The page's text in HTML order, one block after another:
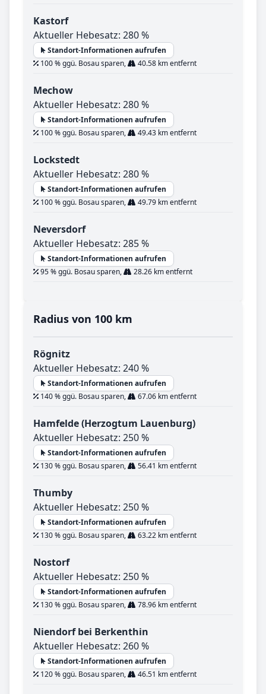
Kastorf
Aktueller Hebesatz: 280 %
Standort-Informationen aufrufen
100 % ggü. Bosau sparen,
40.58 km entfernt
Mechow
Aktueller Hebesatz: 280 %
Standort-Informationen aufrufen
100 % ggü. Bosau sparen,
49.43 km entfernt
Lockstedt
Aktueller Hebesatz: 280 %
Standort-Informationen aufrufen
100 % ggü. Bosau sparen,
49.79 km entfernt
Neversdorf
Aktueller Hebesatz: 285 %
Standort-Informationen aufrufen
95 % ggü. Bosau sparen,
28.26 km entfernt
Radius von 100 km
Rögnitz
Aktueller Hebesatz: 240 %
Standort-Informationen aufrufen
140 % ggü. Bosau sparen,
67.06 km entfernt
Hamfelde (Herzogtum Lauenburg)
Aktueller Hebesatz: 250 %
Standort-Informationen aufrufen
130 % ggü. Bosau sparen,
56.41 km entfernt
Thumby
Aktueller Hebesatz: 250 %
Standort-Informationen aufrufen
130 % ggü. Bosau sparen,
63.22 km entfernt
Nostorf
Aktueller Hebesatz: 250 %
Standort-Informationen aufrufen
130 % ggü. Bosau sparen,
78.96 km entfernt
Niendorf bei Berkenthin
Aktueller Hebesatz: 260 %
Standort-Informationen aufrufen
120 % ggü. Bosau sparen,
46.51 km entfernt